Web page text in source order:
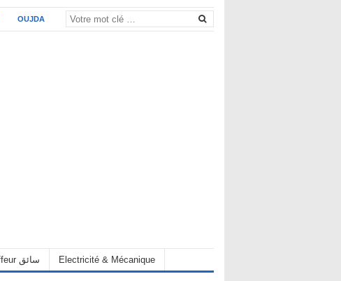
OUJDA
Chauffeur سائق Electricité & Mécanique